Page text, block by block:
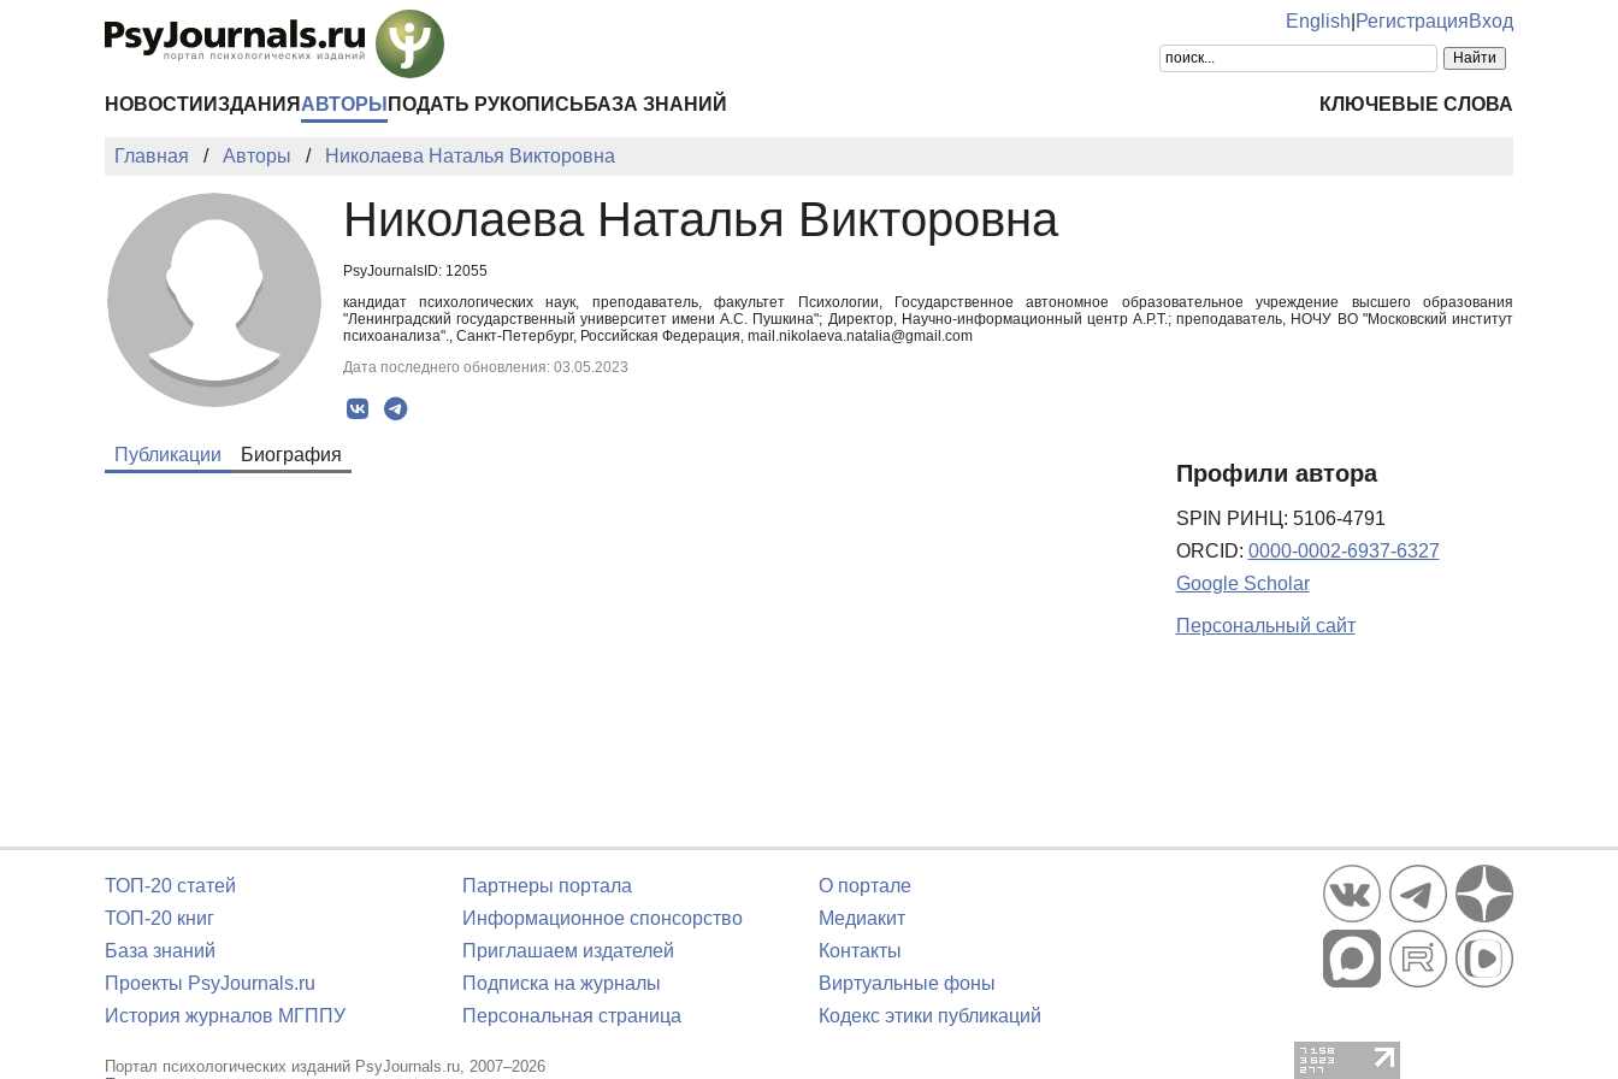
English РегистрацияВход
НОВОСТИ ИЗДАНИЯ АВТОРЫ ПОДАТЬ РУКОПИСЬ БАЗА ЗНАНИЙ КЛЮЧЕВЫЕ СЛОВА
Главная Авторы Николаева Наталья Викторовна
Николаева Наталья Викторовна
PsyJournalsID: 12055
кандидат психологических наук, преподаватель, факультет Психологии, Государственное автономное образовательное учреждение высшего образования
"Ленинградский государственный университет имени А.С. Пушкина"; Директор, Научно-информационный центр А.Р.Т.; преподаватель, НОЧУ ВО "Московский институт
психоанализа"., Санкт-Петербург, Российская Федерация, mail.nikolaeva.natalia@gmail.com
Дата последнего обновления: 03.05.2023
Публикации Биография
Профили автора
SPIN РИНЦ: 5106-4791
ORCID: 0000-0002-6937-6327
Google Scholar
Персональный сайт
ТОП-20 статей
ТОП-20 книг
База знаний
Проекты PsyJournals.ru
История журналов МГППУ
Партнеры портала
Информационное спонсорство
Приглашаем издателей
Подписка на журналы
Персональная страница
О портале
Медиакит
Контакты
Виртуальные фоны
Кодекс этики публикаций
Портал психологических изданий PsyJournals.ru, 2007–2026